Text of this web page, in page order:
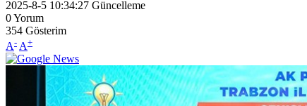
2025-8-5 10:34:27 Güncelleme
0Yorum
354 Gösterim
A- A+